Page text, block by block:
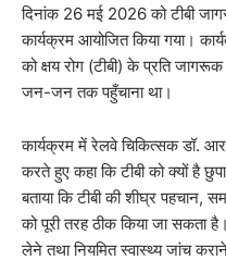
दिनांक 26 मई 2026 को टीबी
कार्यक्रम आयोजित किया गया।
को क्षय रोग (टीबी) के प्रति
जन-जन तक पहुँचाना था।
कार्यक्रम में रेलवे चिकित्सक डॉ.
करते हुए कहा कि टीबी को क्यों है
बताया कि टीबी की शीघ्र पहचान,
को पूरी तरह ठीक किया जा सकता
लेने तथा नियमित स्वास्थ्य जांच